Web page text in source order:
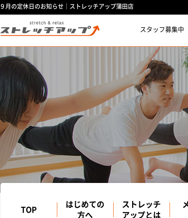
９月の定休日のお知らせ｜ストレッチアップ蒲田店
スタッフ募集中
TOP
はじめての
方へ
ストレッチ
アップとは